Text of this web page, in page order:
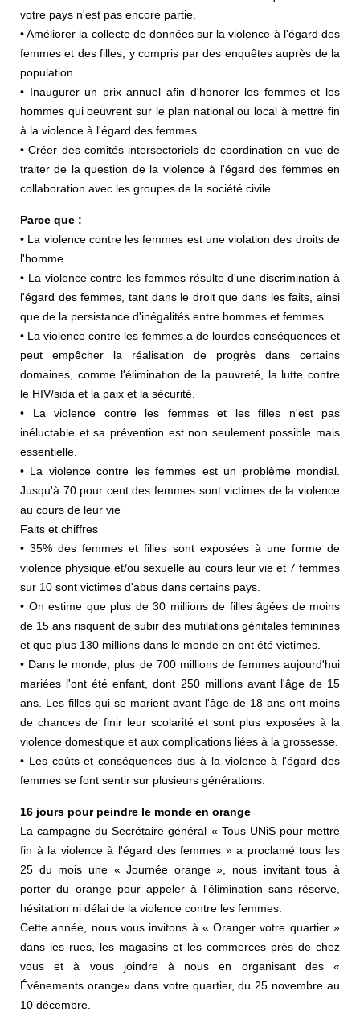
votre pays n'est pas encore partie.
• Améliorer la collecte de données sur la violence à l'égard des
femmes et des filles, y compris par des enquêtes auprès de la
population.
• Inaugurer un prix annuel afin d'honorer les femmes et les
hommes qui oeuvrent sur le plan national ou local à mettre fin
à la violence à l'égard des femmes.
• Créer des comités intersectoriels de coordination en vue de
traiter de la question de la violence à l'égard des femmes en
collaboration avec les groupes de la société civile.
Parce que :
• La violence contre les femmes est une violation des droits de
l'homme.
• La violence contre les femmes résulte d'une discrimination à
l'égard des femmes, tant dans le droit que dans les faits, ainsi
que de la persistance d'inégalités entre hommes et femmes.
• La violence contre les femmes a de lourdes conséquences et
peut empêcher la réalisation de progrès dans certains
domaines, comme l'élimination de la pauvreté, la lutte contre
le HIV/sida et la paix et la sécurité.
• La violence contre les femmes et les filles n'est pas
inéluctable et sa prévention est non seulement possible mais
essentielle.
• La violence contre les femmes est un problème mondial.
Jusqu'à 70 pour cent des femmes sont victimes de la violence
au cours de leur vie
Faits et chiffres
• 35% des femmes et filles sont exposées à une forme de
violence physique et/ou sexuelle au cours leur vie et 7 femmes
sur 10 sont victimes d'abus dans certains pays.
• On estime que plus de 30 millions de filles âgées de moins
de 15 ans risquent de subir des mutilations génitales féminines
et que plus 130 millions dans le monde en ont été victimes.
• Dans le monde, plus de 700 millions de femmes aujourd'hui
mariées l'ont été enfant, dont 250 millions avant l'âge de 15
ans. Les filles qui se marient avant l'âge de 18 ans ont moins
de chances de finir leur scolarité et sont plus exposées à la
violence domestique et aux complications liées à la grossesse.
• Les coûts et conséquences dus à la violence à l'égard des
femmes se font sentir sur plusieurs générations.
16 jours pour peindre le monde en orange
La campagne du Secrétaire général « Tous UNiS pour mettre
fin à la violence à l'égard des femmes » a proclamé tous les
25 du mois une « Journée orange », nous invitant tous à
porter du orange pour appeler à l'élimination sans réserve,
hésitation ni délai de la violence contre les femmes.
Cette année, nous vous invitons à « Oranger votre quartier »
dans les rues, les magasins et les commerces près de chez
vous et à vous joindre à nous en organisant des «
Événements orange» dans votre quartier, du 25 novembre au
10 décembre.